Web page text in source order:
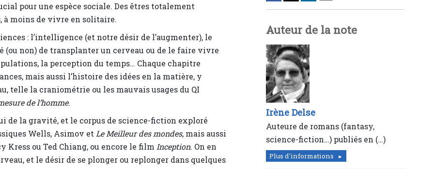
pour une espèce sociale. Des êtres totalement
à moins de vivre en solitaire.
: l’intelligence (et notre désir de l’augmenter), le
(ou non) de transplanter un cerveau ou de le faire vivre
la perception du temps… Chaque chapitre
mais aussi l’histoire des idées en la matière, y
telle la craniométrie ou les mauvais usages du QI
de l’homme.
de la gravité, et le corpus de science-fiction exploré
Wells, Asimov etLe Meilleur des mondes, mais aussi
Kress ou Ted Chiang, ou encore le film Inception. On en
et le désir de se plonger ou replonger dans quelques
Auteur de la note
Irène Delse
Auteure de romans (fantasy,
science-fiction…) publiés en (…)
Plus d'informations